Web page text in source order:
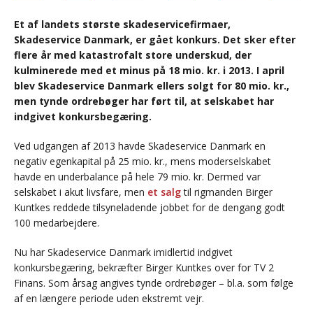
Et af landets største skadeservicefirmaer,
Skadeservice Danmark, er gået konkurs. Det sker efter
flere år med katastrofalt store underskud, der
kulminerede med et minus på 18 mio. kr. i 2013. I april
blev Skadeservice Danmark ellers solgt for 80 mio. kr.,
men tynde ordrebøger har ført til, at selskabet har
indgivet konkursbegæring.
Ved udgangen af 2013 havde Skadeservice Danmark en
negativ egenkapital på 25 mio. kr., mens moderselskabet
havde en underbalance på hele 79 mio. kr. Dermed var
selskabet i akut livsfare, men et salgtil rigmanden Birger
Kuntkes reddede tilsyneladende jobbet for de dengang godt
100 medarbejdere.
Nu har Skadeservice Danmark imidlertid indgivet
konkursbegæring, bekræfter Birger Kuntkes over for TV 2
Finans. Som årsag angives tynde ordrebøger – bl.a. som følge
af en længere periode uden ekstremt vejr.